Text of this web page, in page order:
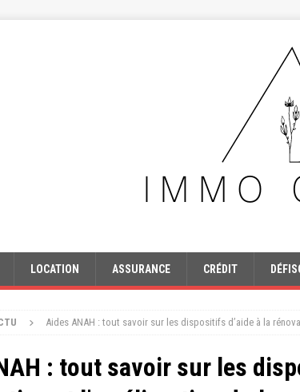
LOCATION ASSURANCE CRÉDIT
Aides ANAH : tout savoir sur les dispositifs d’aide à la
: tout savoir sur les